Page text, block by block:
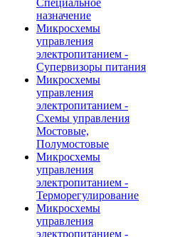
Специальное
назначение
Микросхемы
управления
электропитанием -
Супервизоры питания
Микросхемы
управления
электропитанием -
Схемы управления
Мостовые,
Полумостовые
Микросхемы
управления
электропитанием -
Терморегулирование
Микросхемы
управления
электропитанием -